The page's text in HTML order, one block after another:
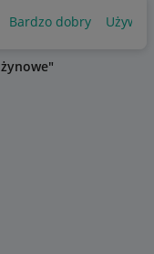
Bardzo dobry